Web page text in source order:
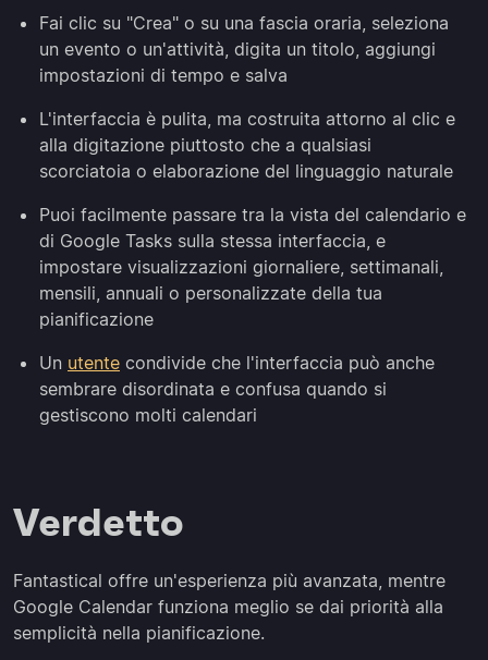
Fai clic su "Crea" o su una fascia oraria, seleziona
un evento o un'attività, digita un titolo, aggiungi
impostazioni di tempo e salva
L'interfaccia è pulita, ma costruita attorno al clic e
alla digitazione piuttosto che a qualsiasi
scorciatoia o elaborazione del linguaggio naturale
Puoi facilmente passare tra la vista del calendario e
di Google Tasks sulla stessa interfaccia, e
impostare visualizzazioni giornaliere, settimanali,
mensili, annuali o personalizzate della tua
pianificazione
Un utente condivide che l'interfaccia può anche
sembrare disordinata e confusa quando si
gestiscono molti calendari
Verdetto
Fantastical offre un'esperienza più avanzata, mentre
Google Calendar funziona meglio se dai priorità alla
semplicità nella pianificazione.